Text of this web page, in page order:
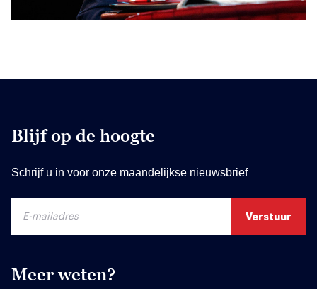
Blijf op de hoogte
Schrijf u in voor onze maandelijkse nieuwsbrief
Meer weten?